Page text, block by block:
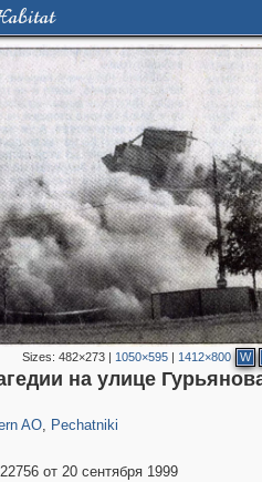
Sizes: 482×273| 1050×595| 1412×800 W
на улице
AO, Pechatniki
от 20 сентября 1999